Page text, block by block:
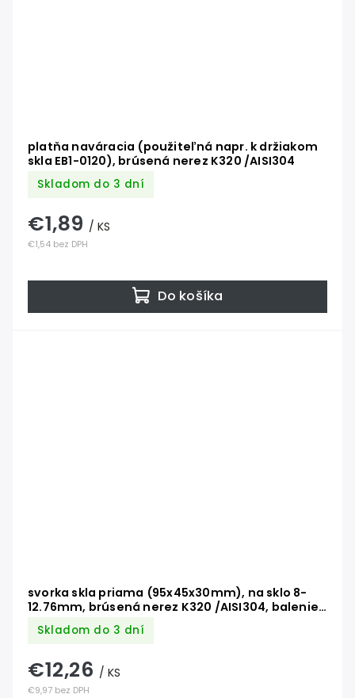
platňa naváracia (použiteľná napr. k držiakom
skla EB1-0120), brúsená nerez K320 /AISI304
Skladom do 3 dní
€1,54 bez DPH
€1,89 / KS
Do košíka
svorka skla priama (95x45x30mm), na sklo 8-
12.76mm, brúsená nerez K320 /AISI304, balenie
neobsahuje gumičky na sklo
Skladom do 3 dní
€9,97 bez DPH
€12,26 / KS